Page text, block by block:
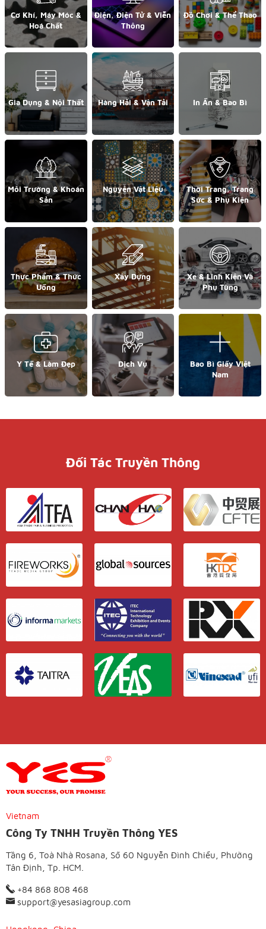
Cơ Khí, Máy Móc &
Hoá Chất
Điện, Điện Tử & Viễn
Thông
Đồ Chơi & Thể Thao
Gia Dụng & Nội Thất Hàng Hải & Vận Tải In Ấn & Bao Bì
Môi Trường & Khoán
Sản
Nguyên Vật Liệu
Thời Trang, Trang
Sức & Phụ Kiện
Thực Phẩm & Thức
Uống
Xây Dựng
Xe & Linh Kiện Và
Phụ Tùng
Y Tế & Làm Đẹp Dịch Vụ
Bao Bì Giấy Việt
Nam
Đối Tác Truyền Thông
Vietnam
Công Ty TNHH Truyền Thông YES
Tầng 6, Toà Nhà Rosana, Số 60 Nguyễn Đình Chiểu, Phường
Tân Định, Tp. HCM.
+84 868 808 468
support@yesasiagroup.com